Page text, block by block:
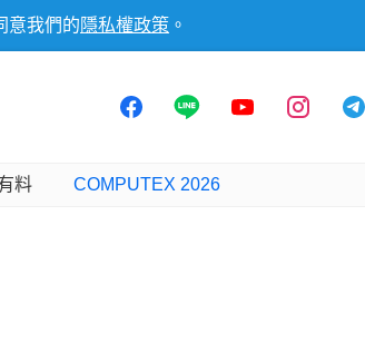
意我們的 隱私權政策 。
料 COMPUTEX 2026